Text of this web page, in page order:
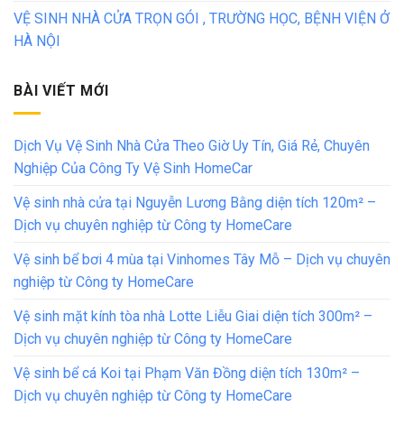
VỆ SINH NHÀ CỬA TRỌN GÓI , TRƯỜNG HỌC, BỆNH VIỆN Ở
HÀ NỘI
BÀI VIẾT MỚI
Dịch Vụ Vệ Sinh Nhà Cửa Theo Giờ Uy Tín, Giá Rẻ, Chuyên
Nghiệp Của Công Ty Vệ Sinh HomeCar
Vệ sinh nhà cửa tại Nguyễn Lương Bằng diện tích 120m² –
Dịch vụ chuyên nghiệp từ Công ty HomeCare
Vệ sinh bể bơi 4 mùa tại Vinhomes Tây Mỗ – Dịch vụ chuyên
nghiệp từ Công ty HomeCare
Vệ sinh mặt kính tòa nhà Lotte Liễu Giai diện tích 300m² –
Dịch vụ chuyên nghiệp từ Công ty HomeCare
Vệ sinh bể cá Koi tại Phạm Văn Đồng diện tích 130m² –
Dịch vụ chuyên nghiệp từ Công ty HomeCare